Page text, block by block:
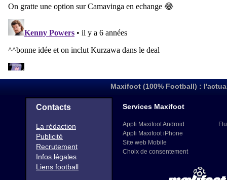
Maxifoot (100% Football) :
Contacts
La rédaction
Publicité
Recrutement
Infos légales
Liens football
Services Maxifoot
Appli Maxifoot Android
Appli Maxifoot iPhone
Site web Mobile
Choix de consentement